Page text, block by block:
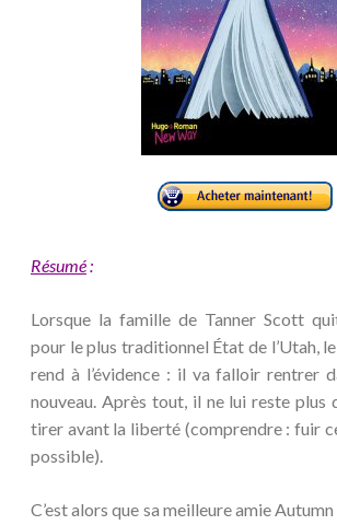
Résumé:
Lorsque la famille de Tanner Scott
pour le plus traditionnel État de l’Utah,
rend à l’évidence : il va falloir rentrer
nouveau. Après tout, il ne lui reste plus
tirer avant la liberté (comprendre : fuir
possible).
C’est alors que sa meilleure amie